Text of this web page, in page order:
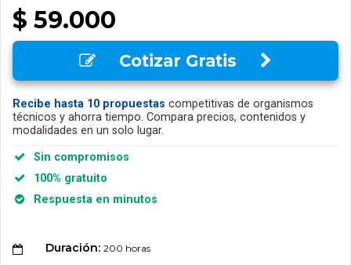
$ 59.000
Cotizar Gratis
Recibe hasta 10 propuestas competitivas de organismos
técnicos y ahorra tiempo. Compara precios, contenidos y
modalidades en un solo lugar.
Sin compromisos
100% gratuito
Respuesta en minutos
Duración: 200 horas